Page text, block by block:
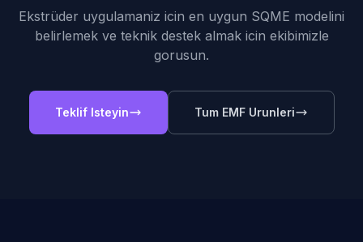
Ekstrüder uygulamaniz icin en uygun SQME modelini
belirlemek ve teknik destek almak icin ekibimizle
gorusun.
Teklif Isteyin Tum EMF Urunleri